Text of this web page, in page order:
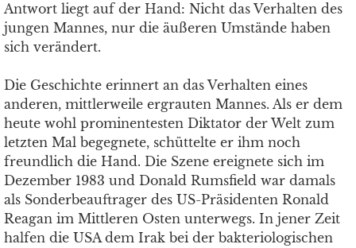
Antwort liegt auf der Hand: Nicht das Verhalten des
jungen Mannes, nur die äußeren Umstände haben
sich verändert.
Die Geschichte erinnert an das Verhalten eines
anderen, mittlerweile ergrauten Mannes. Als er dem
heute wohl prominentesten Diktator der Welt zum
letzten Mal begegnete, schüttelte er ihm noch
freundlich die Hand. Die Szene ereignete sich im
Dezember 1983 und Donald Rumsfield war damals
als Sonderbeauftrager des US-Präsidenten Ronald
Reagan im Mittleren Osten unterwegs. In jener Zeit
halfen die USA dem Irak bei der bakteriologischen